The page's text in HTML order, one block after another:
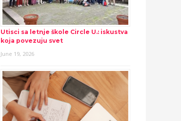
Utisci sa letnje škole Circle U.: iskustva
koja povezuju svet
June 19, 2026